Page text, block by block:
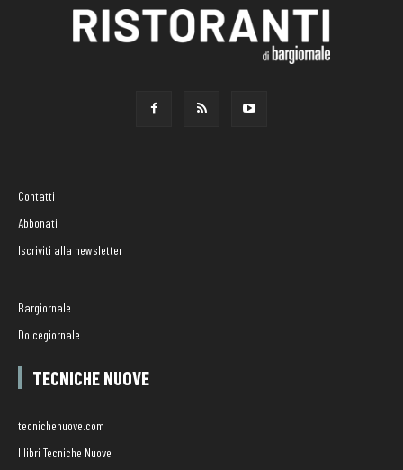
Contatti
Abbonati
Iscriviti alla newsletter
Bargiornale
Dolcegiornale
TECNICHE NUOVE
tecnichenuove.com
I libri Tecniche Nuove